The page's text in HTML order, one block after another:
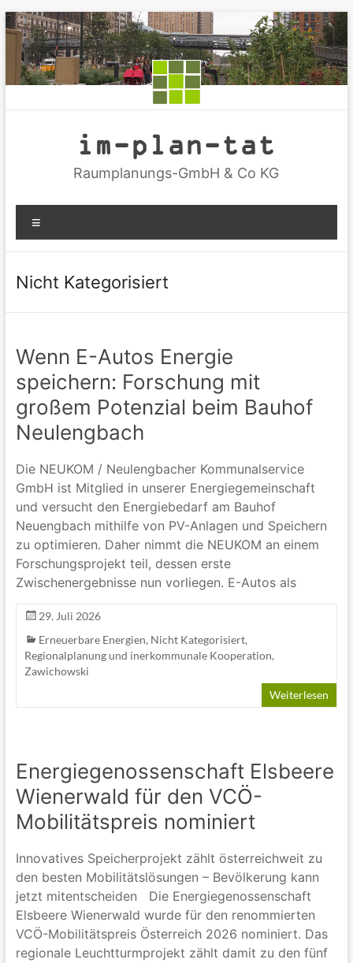
Zum
Inhalt
springen
im-plan-tat
Raumplanungs-GmbH & Co KG
Nicht Kategorisiert
Wenn E-Autos Energie
speichern: Forschung mit
großem Potenzial beim Bauhof
Neulengbach
Die NEUKOM / Neulengbacher Kommunalservice
GmbH ist Mitglied in unserer Energiegemeinschaft
und versucht den Energiebedarf am Bauhof
Neuengbach mithilfe von PV-Anlagen und Speichern
zu optimieren. Daher nimmt die NEUKOM an einem
Forschungsprojekt teil, dessen erste
Zwischenergebnisse nun vorliegen. E-Autos als
29. Juli 2026
Erneuerbare Energien, Nicht Kategorisiert,
Regionalplanung und inerkommunale Kooperation,
Zawichowski
Weiterlesen
Energiegenossenschaft Elsbeere
Wienerwald für den VCÖ-
Mobilitätspreis nominiert
Innovatives Speicherprojekt zählt österreichweit zu
den besten Mobilitätslösungen – Bevölkerung kann
jetzt mitentscheiden Die Energiegenossenschaft
Elsbeere Wienerwald wurde für den renommierten
VCÖ-Mobilitätspreis Österreich 2026 nominiert. Das
regionale Leuchtturmprojekt zählt damit zu den fünf